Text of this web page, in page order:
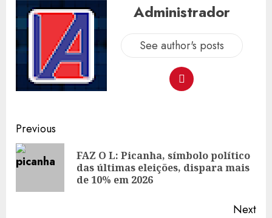
Administrador
See author's posts
Post
navigation
Previous
FAZ O L: Picanha, símbolo político
das últimas eleições, dispara mais
de 10% em 2026
Next